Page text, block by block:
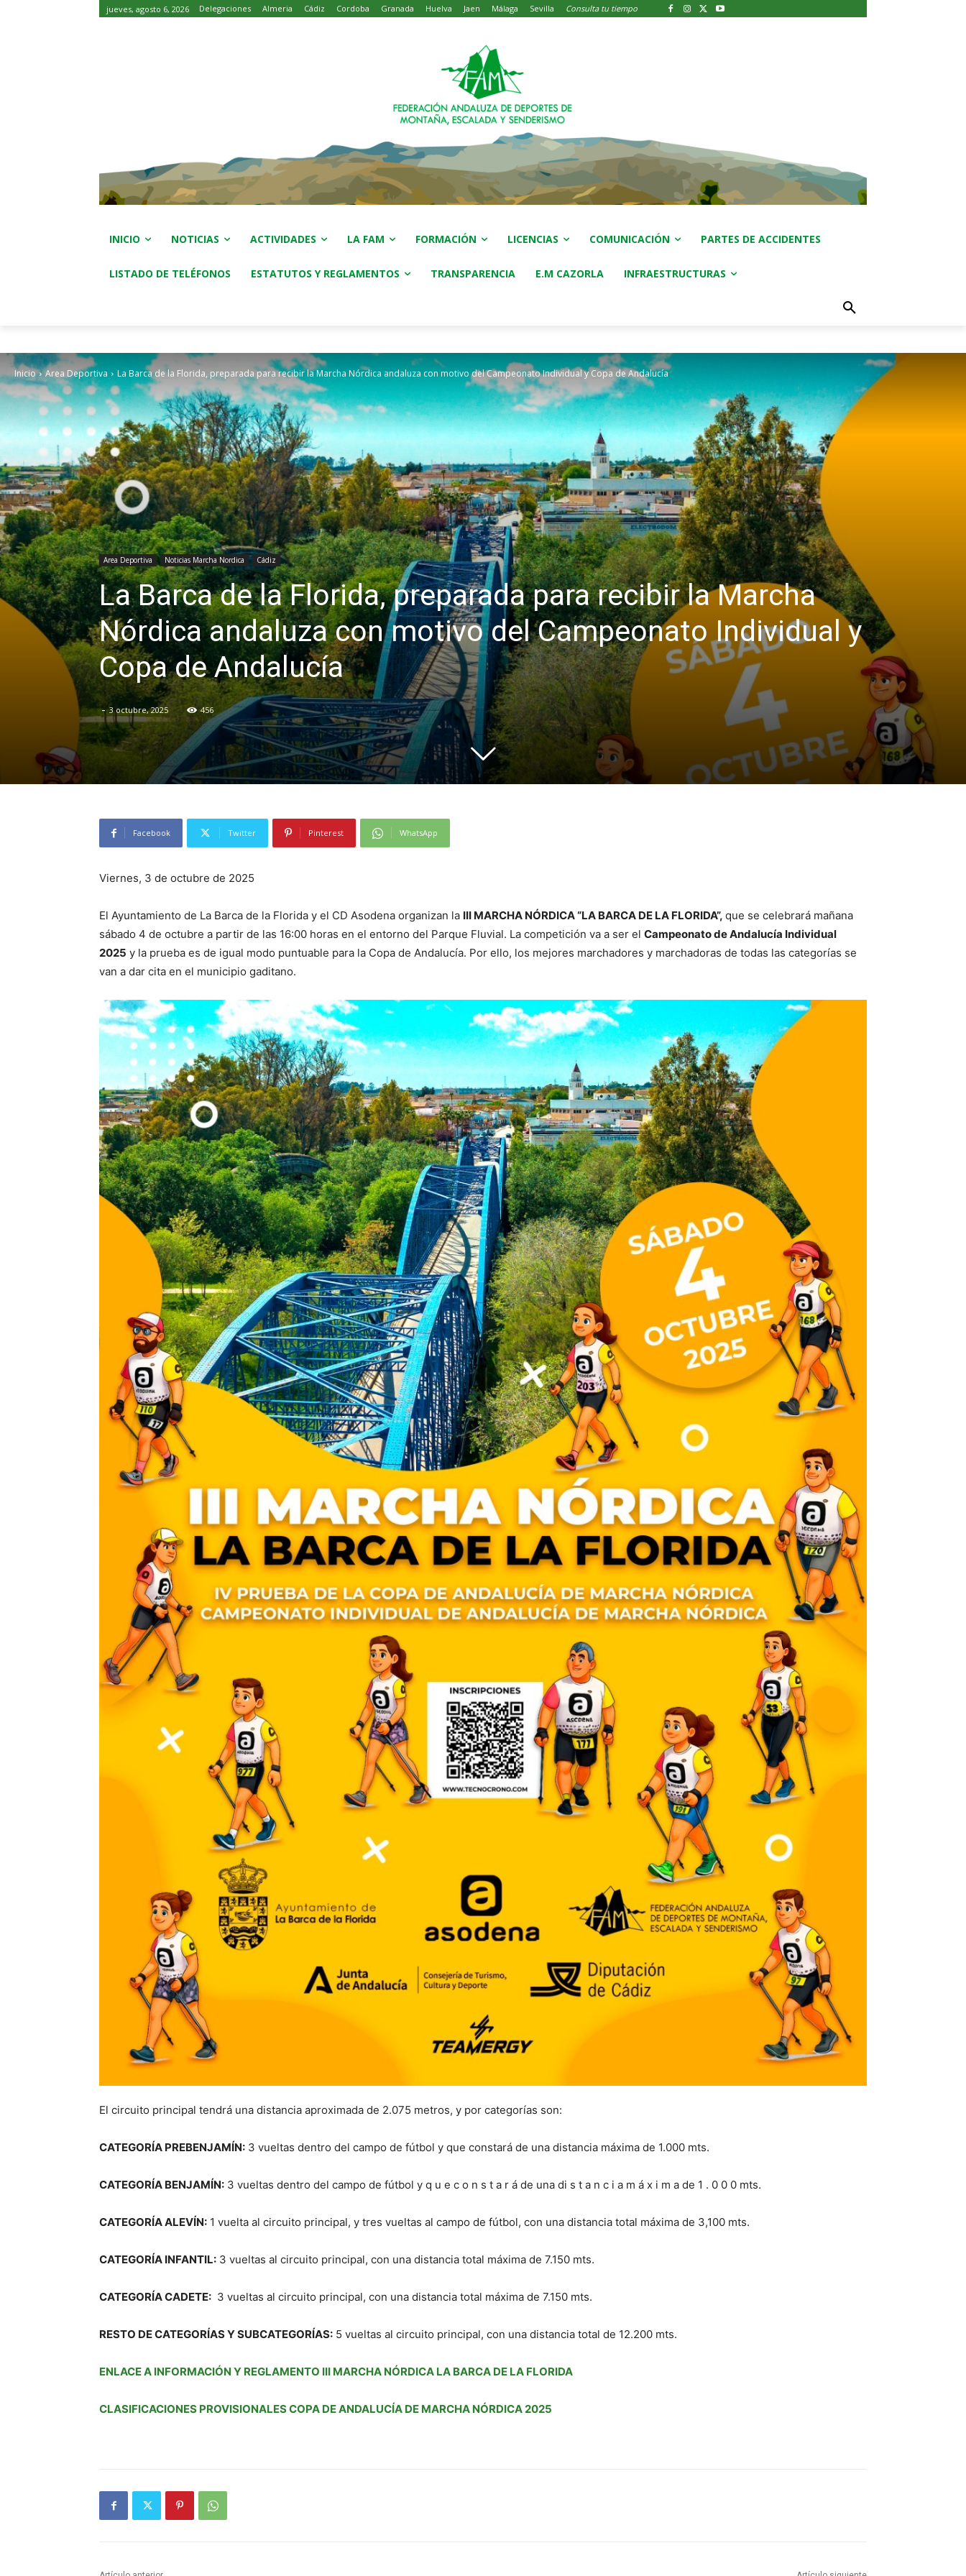
jueves, agosto 6, 2026 Delegaciones Almeria Cádiz Cordoba Granada Huelva Jaen Málaga Sevilla Consulta tu tiempo
INICIO NOTICIAS ACTIVIDADES LA FAM FORMACIÓN LICENCIAS COMUNICACIÓN PARTES DE ACCIDENTES
LISTADO DE TELÉFONOS ESTATUTOS Y REGLAMENTOS TRANSPARENCIA E.M CAZORLA INFRAESTRUCTURAS
Inicio Area Deportiva La Barca de la Florida, preparada para recibir la Marcha Nórdica andaluza con motivo del Campeonato Individual y Copa de Andalucía
Area Deportiva Noticias Marcha Nordica Cádiz
La Barca de la Florida, preparada para recibir la Marcha
Nórdica andaluza con motivo del Campeonato Individual y
Copa de Andalucía
- 3 octubre, 2025 456
Facebook Twitter Pinterest WhatsApp
Viernes, 3 de octubre de 2025
El Ayuntamiento de La Barca de la Florida y el CD Asodena organizan la III MARCHA NÓRDICA “LA BARCA DE LA FLORIDA”, que se celebrará mañana
sábado 4 de octubre a partir de las 16:00 horas en el entorno del Parque Fluvial. La competición va a ser el Campeonato de Andalucía Individual
2025 y la prueba es de igual modo puntuable para la Copa de Andalucía. Por ello, los mejores marchadores y marchadoras de todas las categorías se
van a dar cita en el municipio gaditano.
El circuito principal tendrá una distancia aproximada de 2.075 metros, y por categorías son:
CATEGORÍA PREBENJAMÍN: 3 vueltas dentro del campo de fútbol y que constará de una distancia máxima de 1.000 mts.
CATEGORÍA BENJAMÍN: 3 vueltas dentro del campo de fútbol y q u e c o n s t a r á de una di s t a n c i a m á x i m a de 1 . 0 0 0 mts.
CATEGORÍA ALEVÍN: 1 vuelta al circuito principal, y tres vueltas al campo de fútbol, con una distancia total máxima de 3,100 mts.
CATEGORÍA INFANTIL: 3 vueltas al circuito principal, con una distancia total máxima de 7.150 mts.
CATEGORÍA CADETE: 3 vueltas al circuito principal, con una distancia total máxima de 7.150 mts.
RESTO DE CATEGORÍAS Y SUBCATEGORÍAS: 5 vueltas al circuito principal, con una distancia total de 12.200 mts.
ENLACE A INFORMACIÓN Y REGLAMENTO III MARCHA NÓRDICA LA BARCA DE LA FLORIDA
CLASIFICACIONES PROVISIONALES COPA DE ANDALUCÍA DE MARCHA NÓRDICA 2025